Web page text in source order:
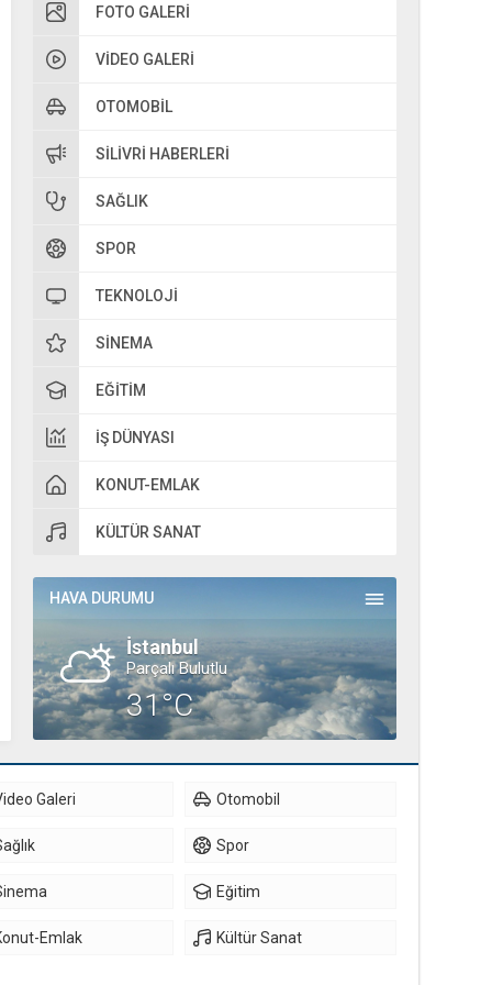
FOTO GALERI
VIDEO GALERI
OTOMOBIL
SILIVRI HABERLERI
SAĞLIK
SPOR
TEKNOLOJI
SINEMA
EĞITIM
İŞ DÜNYASI
KONUT-EMLAK
KÜLTÜR SANAT
HAVA DURUMU
İstanbul
Parçalı Bulutlu
31°C
Galeri Otomobil
Spor
Eğitim
Emlak Kültür Sanat